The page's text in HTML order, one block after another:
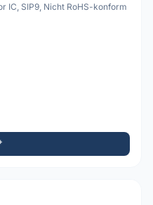
IC, SIP9, Nicht RoHS-konform